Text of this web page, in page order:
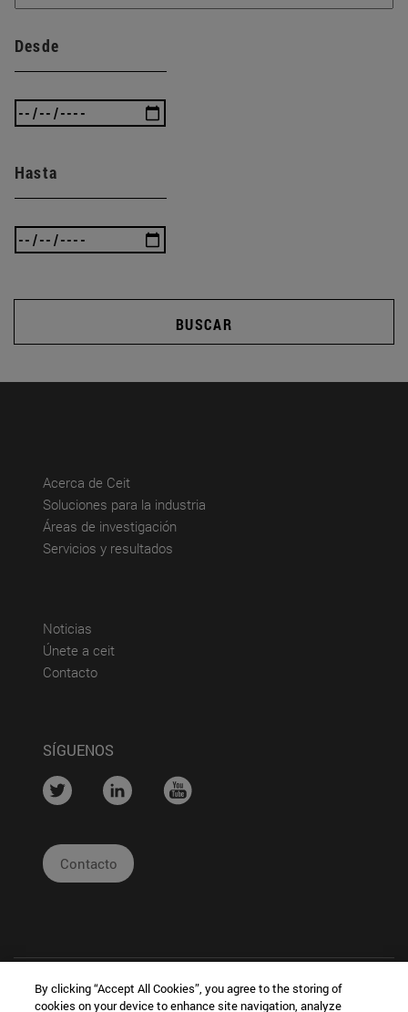
Desde
Hasta
BUSCAR
Acerca de Ceit(abre en nueva ventana)
Soluciones para la industria
Áreas de investigación
Servicios y resultados
Noticias
Únete a ceit(abre en nueva ventana)
Contacto(abre en nueva ventana)
SÍGUENOS
.... .... ....
Contacto
By clicking “Accept All Cookies”, you agree to the storing of
cookies on your device to enhance site navigation, analyze